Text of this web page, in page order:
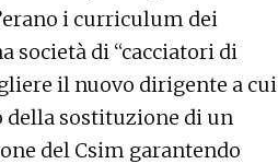
i curriculum dei
società di “cacciatori di
il nuovo dirigente a cui
della sostituzione di un
del Csim garantendo